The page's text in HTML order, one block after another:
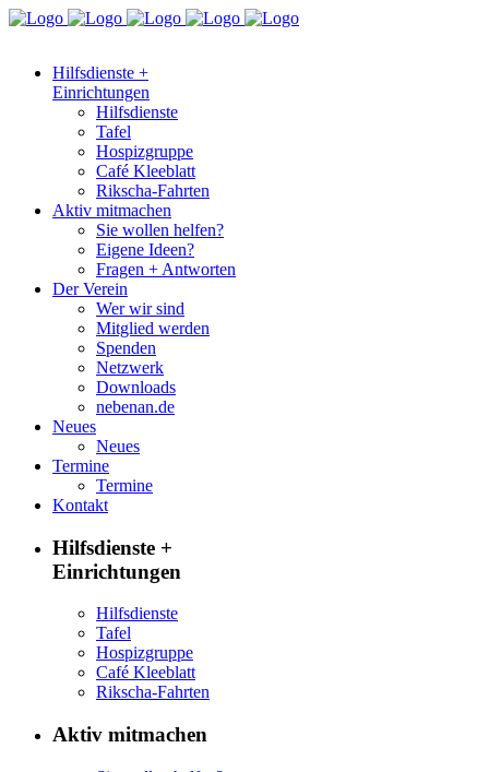
Hilfsdienste +
Einrichtungen
Hilfsdienste
Tafel
Hospizgruppe
Café Kleeblatt
Rikscha-Fahrten
Aktiv mitmachen
Sie wollen helfen?
Eigene Ideen?
Fragen + Antworten
Der Verein
Wer wir sind
Mitglied werden
Spenden
Netzwerk
Downloads
nebenan.de
Neues
Neues
Termine
Termine
Kontakt
Hilfsdienste +
Einrichtungen
Hilfsdienste
Tafel
Hospizgruppe
Café Kleeblatt
Rikscha-Fahrten
Aktiv mitmachen